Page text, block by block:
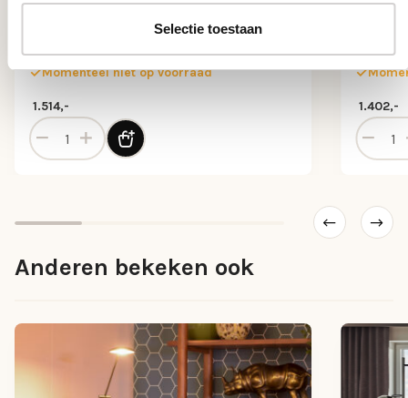
Selectie toestaan
Design vloerlamp nikkel met
Momenteel niet op voorraad
1.514,-
Design vloerlamp nikkel met opaal glas en uplighter
1.402,-
dim to warm aantal
Anderen bekeken ook